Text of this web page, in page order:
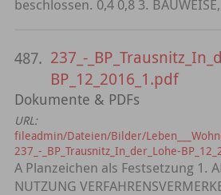
beschlossen. 0,4 0,8 3.
487. 237_-
BP_12_2016_1.pdf
Dokumente & PDFs
URL:
fileadmin/Dateien/Bilder/
237_-_BP_Trausnitz_In_der_Lohe-
A Planzeichen als Festsetzung 1.
NUTZUNG